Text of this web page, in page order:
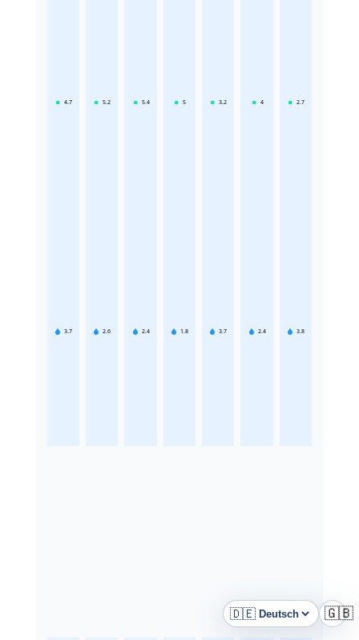
4.7
3.7
5.2
2.6
5.4
2.4
5
1.8
3.2
3.7
4
2.4
2.7
3.8
🇩🇪
Sprache 🇬🇧